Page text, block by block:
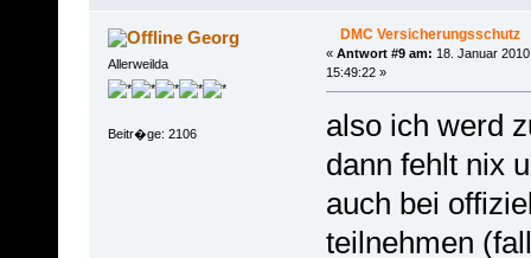
Georg
Allerweilda
Beitr�ge: 2106
DMC Versicherungsschutz
« Antwort #9 am: 18. Januar
15:49:22 »
also ich werd
dann fehlt nix
auch bei
teilnehmen